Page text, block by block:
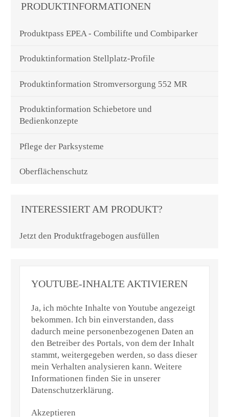
PRODUKTINFORMATIONEN
Produktpass EPEA - Combilifte und Combiparker
Produktinformation Stellplatz-Profile
Produktinformation Stromversorgung 552 MR
Produktinformation Schiebetore und
Bedienkonzepte
Pflege der Parksysteme
Oberflächenschutz
INTERESSIERT AM PRODUKT?
Jetzt den Produktfragebogen ausfüllen
YOUTUBE-INHALTE AKTIVIEREN
Ja, ich möchte Inhalte von Youtube angezeigt
bekommen. Ich bin einverstanden, dass
dadurch meine personenbezogenen Daten an
den Betreiber des Portals, von dem der Inhalt
stammt, weitergegeben werden, so dass dieser
mein Verhalten analysieren kann. Weitere
Informationen finden Sie in unserer
Datenschutzerklärung.
Akzeptieren